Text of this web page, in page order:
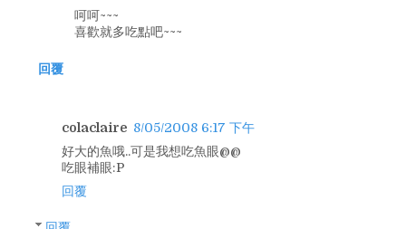
呵呵~~~
喜歡就多吃點吧~~~
回覆
colaclaire 8/05/2008 6:17 下午
好大的魚哦..可是我想吃魚眼@@
吃眼補眼:P
回覆